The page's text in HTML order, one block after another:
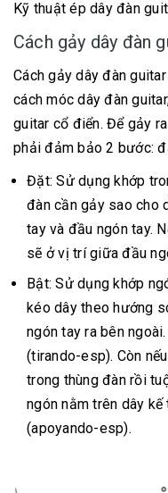
Kỹ thuật ép dây đàn
Cách gảy dây đàn
Cách gảy dây đàn
cách móc dây đàn
guitar cổ điển. Để gảy
phải đảm bảo 2 bước:
Đặt: Sử dụng khớp
đàn cần gảy sao cho
tay và đầu ngón tay.
sẽ ở vị trí giữa đầu
Bật: Sử dụng khớp
kéo dây theo hướng
ngón tay ra bên
(tirando-esp). Còn
trong thùng đàn rồi
ngón nằm trên dây
(apoyando-esp).